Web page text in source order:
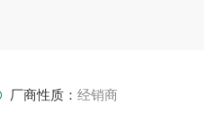
厂商性质： 经销商